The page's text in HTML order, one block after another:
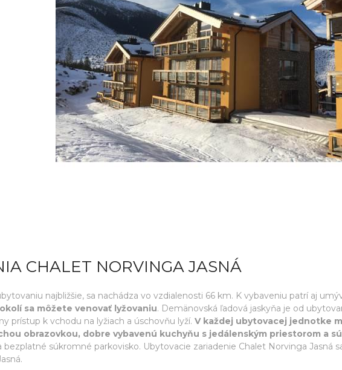
CHALET NORVINGA JASNÁ
najbližšie, sa nachádza vo vzdialenosti 66 km. K vybaveniu patrí aj
sa môžete venovať lyžovaniu. Demänovská ľadová jaskyňa je od
prístup k vchodu na lyžiach a úschovňu lyží. V každej ubytovacej jednotke
obrazovkou, dobre vybavenú kuchyňu s jedálenským priestorom a
bezplatné súkromné parkovisko. Ubytovacie zariadenie Chalet Norvinga Jasná